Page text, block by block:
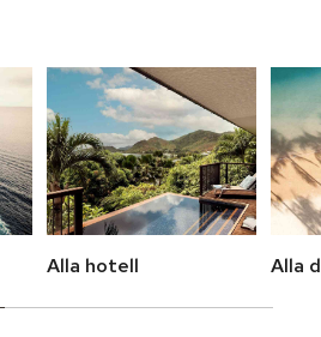
Alla hotell Alla